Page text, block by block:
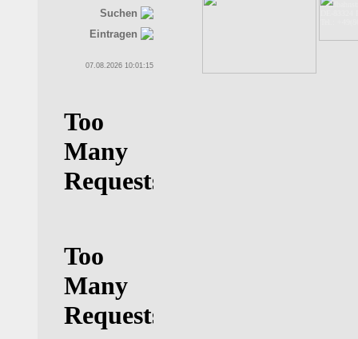
Suchen
Eintragen
07.08.2026 10:01:15